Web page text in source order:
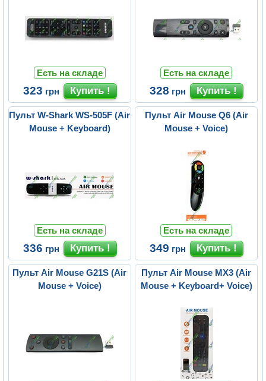
Есть на складе
323 грн
Есть на складе
328 грн
Пульт W-Shark WS-505F (Air
Mouse + Keyboard)
Есть на складе
336 грн
Пульт Air Mouse Q6 (Air
Mouse + Voice)
Есть на складе
349 грн
Пульт Air Mouse G21S (Air
Mouse + Voice)
Пульт Air Mouse MX3 (Air
Mouse + Keyboard+ Voice)